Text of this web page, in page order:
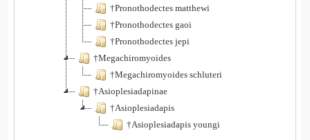
†Pronothodectes matthewi
†Pronothodectes gaoi
†Pronothodectes jepi
†Megachiromyoides
†Megachiromyoides schluteri
†Asioplesiadapinae
†Asioplesiadapis
†Asioplesiadapis youngi